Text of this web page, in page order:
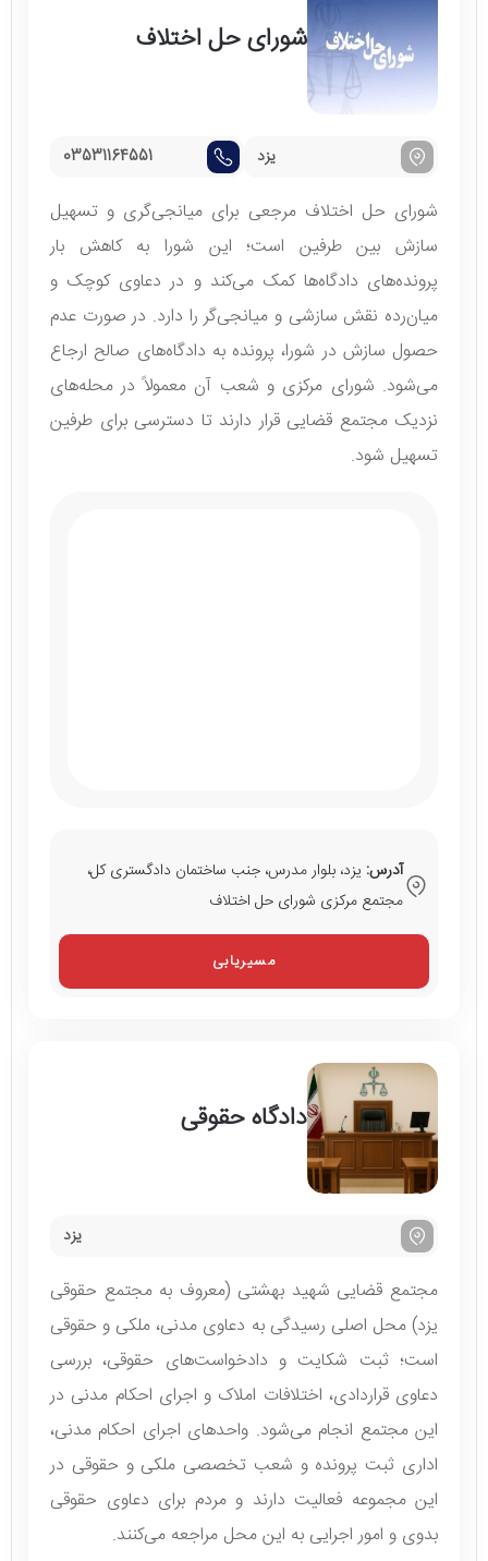
شورای حل اختلاف
یزد 03531164551
شورای حل اختلاف مرجعی برای میانجی‌گری و تسهیل
سازش بین طرفین است؛ این شورا به کاهش بار
پرونده‌های دادگاه‌ها کمک می‌کند و در دعاوی کوچک و
میان‌رده نقش سازشی و میانجی‌گر را دارد. در صورت عدم
حصول سازش در شورا، پرونده به دادگاه‌های صالح ارجاع
می‌شود. شورای مرکزی و شعب آن معمولاً در محله‌های
نزدیک مجتمع قضایی قرار دارند تا دسترسی برای طرفین
تسهیل شود.
آدرس: یزد، بلوار مدرس، جنب ساختمان دادگستری کل،
مجتمع مرکزی شورای حل اختلاف
مسیریابی
دادگاه حقوقی
یزد
مجتمع قضایی شهید بهشتی (معروف به مجتمع حقوقی
یزد) محل اصلی رسیدگی به دعاوی مدنی، ملکی و حقوقی
است؛ ثبت شکایت و دادخواست‌های حقوقی، بررسی
دعاوی قراردادی، اختلافات املاک و اجرای احکام مدنی در
این مجتمع انجام می‌شود. واحدهای اجرای احکام مدنی،
اداری ثبت پرونده و شعب تخصصی ملکی و حقوقی در
این مجموعه فعالیت دارند و مردم برای دعاوی حقوقی
بدوی و امور اجرایی به این محل مراجعه می‌کنند.